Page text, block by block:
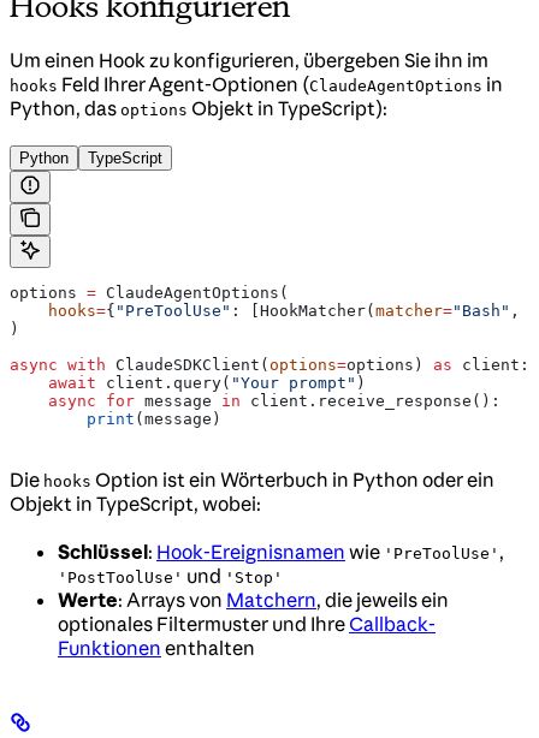
Um einen Hook zu konfigurieren, übergeben Sie ihn im
hooks Feld Ihrer Agent-Optionen (ClaudeAgentOptions in
Python, das options Objekt in TypeScript):
Python TypeScript
options = ClaudeAgentOptions(
    hooks
={ "PreToolUse" : [HookMatcher(matcher="Bash" ,
)
async with ClaudeSDKClient(options=options) as client:
    await
client.query( "Your prompt" )
    async
for message in client.receive_response():
        print
(message)
Die hooks Option ist ein Wörterbuch in Python oder ein
Objekt in TypeScript, wobei:
Schlüssel: Hook-Ereignisnamen wie 'PreToolUse' ,
'PostToolUse' und 'Stop'
Werte: Arrays von Matchern, die jeweils ein
optionales Filtermuster und IhreCallback-
Funktionen enthalten